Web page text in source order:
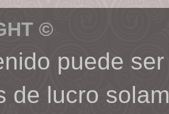
©
puede
de lucro